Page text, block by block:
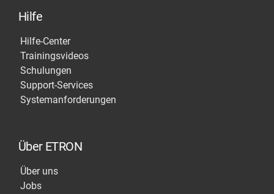
Hilfe
Hilfe-Center
Trainingsvideos
Schulungen
Support-Services
Systemanforderungen
Über ETRON
Über uns
Jobs